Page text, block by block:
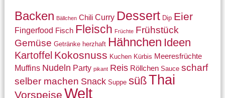
Backen Bällchen Chili Curry Dessert Dip Eier
Fingerfood Fisch Fleisch Früchte Frühstück
Gemüse Getränke herzhaft Hähnchen Ideen
Kartoffel Kokosnuss Kuchen Kürbis Meeresfrüchte
Muffins Nudeln Party pikant Reis Röllchen Sauce scharf
selber machen Snack Suppe süßThai
Vorspeise Welt